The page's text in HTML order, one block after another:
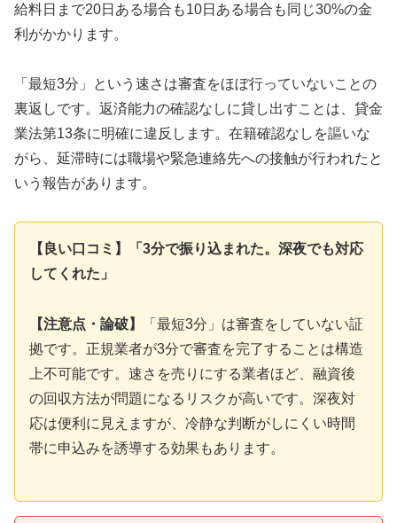
給料日まで20日ある場合も10日ある場合も同じ30%の金
利がかかります。
「最短3分」という速さは審査をほぼ行っていないことの
裏返しです。返済能力の確認なしに貸し出すことは、貸金
業法第13条に明確に違反します。在籍確認なしを謳いな
がら、延滞時には職場や緊急連絡先への接触が行われたと
いう報告があります。
【良い口コミ】「3分で振り込まれた。深夜でも対応
してくれた」
【注意点・論破】
「最短3分」は審査をしていない証
拠です。正規業者が3分で審査を完了することは構造
上不可能です。速さを売りにする業者ほど、融資後
の回収方法が問題になるリスクが高いです。深夜対
応は便利に見えますが、冷静な判断がしにくい時間
帯に申込みを誘導する効果もあります。